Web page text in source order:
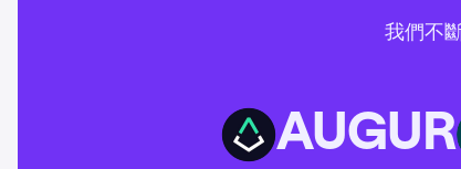
我們不
AUGUR AUGUR